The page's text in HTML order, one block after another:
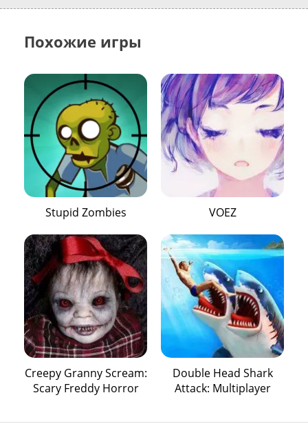
Похожие игры
Stupid Zombies VOEZ
Creepy Granny Scream:
Scary Freddy Horror
Double Head Shark
Attack: Multiplayer